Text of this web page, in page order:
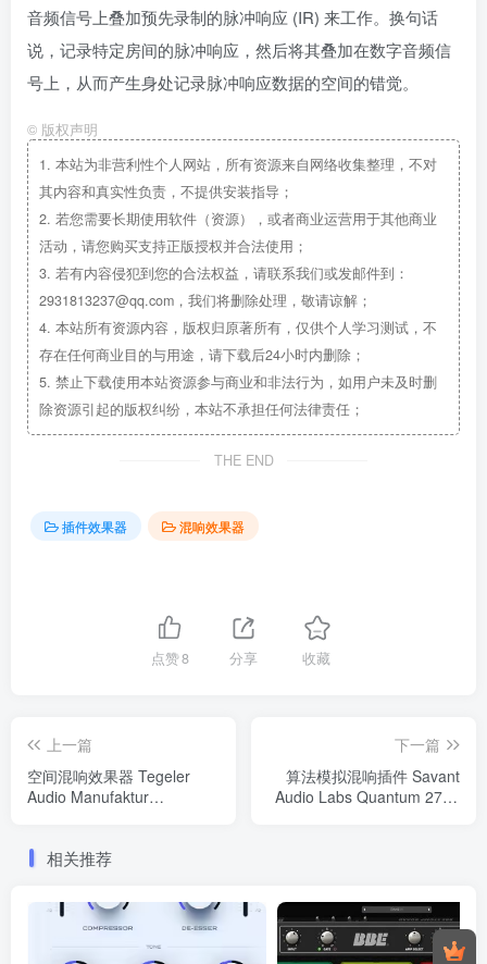
音频信号上叠加预先录制的脉冲响应 (IR) 来工作。换句话
说，记录特定房间的脉冲响应，然后将其叠加在数字音频信
号上，从而产生身处记录脉冲响应数据的空间的错觉。
© 版权声明
1. 本站为非营利性个人网站，所有资源来自网络收集整理，不对
其内容和真实性负责，不提供安装指导；
2. 若您需要长期使用软件（资源），或者商业运营用于其他商业
活动，请您购买支持正版授权并合法使用；
3. 若有内容侵犯到您的合法权益，请联系我们或发邮件到：
2931813237@qq.com，我们将删除处理，敬请谅解；
4. 本站所有资源内容，版权归原著所有，仅供个人学习测试，不
存在任何商业目的与用途，请下载后24小时内删除；
5. 禁止下载使用本站资源参与商业和非法行为，如用户未及时删
除资源引起的版权纠纷，本站不承担任何法律责任；
THE END
插件效果器 混响效果器
点赞8 分享 收藏
上一篇
空间混响效果器 Tegeler
Audio Manufaktur
下一篇
算法模拟混响插件 Savant
Audio Labs Quantum 2772
相关推荐